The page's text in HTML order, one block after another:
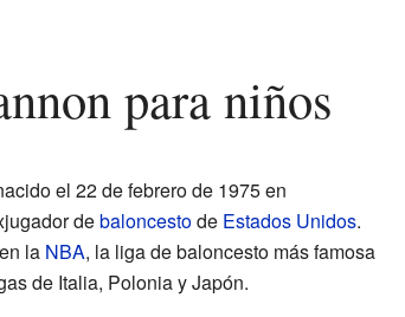
para niños
el 22 de febrero de 1975 en
debaloncestode Estados Unidos.
la NBA, la liga de baloncesto más famosa
de Italia, Polonia y Japón.